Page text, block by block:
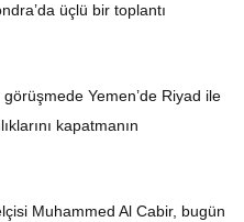
üçlü bir toplantı
Yemen’de Riyad ile
kapatmanın
Muhammed Al Cabir, bugün